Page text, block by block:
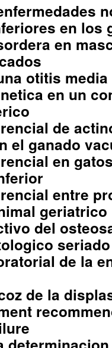
en los
en
otitis
en un
de
el ganado
en
entre
geriatrico
del
seriado
de la
de la